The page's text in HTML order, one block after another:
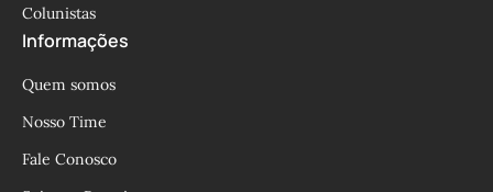
Colunistas
Informações
Quem somos
Nosso Time
Fale Conosco